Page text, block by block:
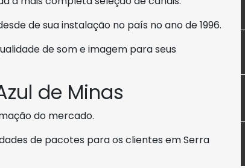
de sua instalação no país no ano de 1996.
de som e imagem para seus
de Minas
do mercado.
de pacotes para os clientes em Serra